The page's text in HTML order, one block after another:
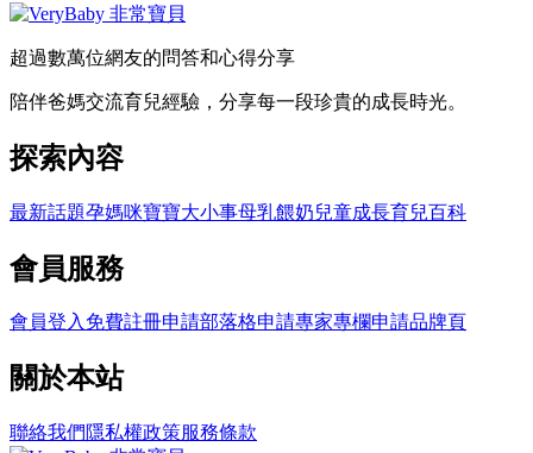
超過數萬位網友的問答和心得分享
陪伴爸媽交流育兒經驗，分享每一段珍貴的成長時光。
探索內容
最新話題孕媽咪寶寶大小事母乳餵奶兒童成長育兒百科
會員服務
會員登入免費註冊申請部落格申請專家專欄申請品牌頁
關於本站
聯絡我們 隱私權政策服務條款